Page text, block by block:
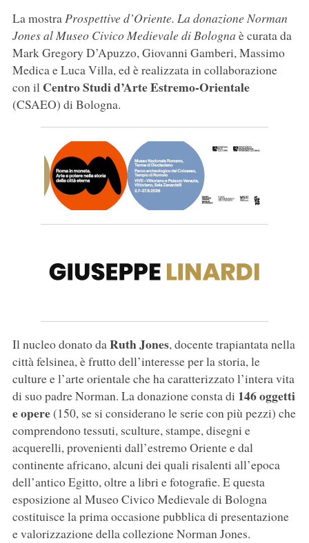
La mostraProspettive d’Oriente. La donazione Norman
Jones al Museo Civico Medievale di Bologna è curata da
Mark Gregory D’Apuzzo, Giovanni Gamberi, Massimo
Medica e Luca Villa, ed è realizzata in collaborazione
con il Centro Studi d’Arte Estremo-Orientale
(CSAEO) di Bologna.
Il nucleo donato daRuth Jones, docente trapiantata nella
città felsinea, è frutto dell’interesse per la storia, le
culture e l’arte orientale che ha caratterizzato l’intera vita
di suo padre Norman. La donazione consta di 146 oggetti
e opere(150, se si considerano le serie con più pezzi) che
comprendono tessuti, sculture, stampe, disegni e
acquerelli, provenienti dall’estremo Oriente e dal
continente africano, alcuni dei quali risalenti all’epoca
dell’antico Egitto, oltre a libri e fotografie. E questa
esposizione al Museo Civico Medievale di Bologna
costituisce la prima occasione pubblica di presentazione
e valorizzazione della collezione Norman Jones.